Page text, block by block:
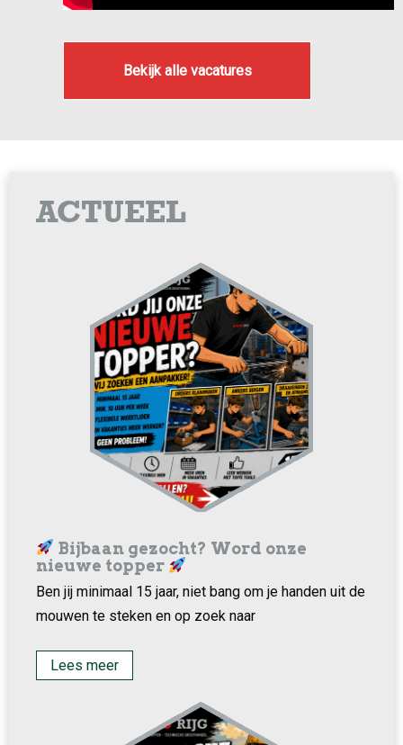
Bekijk alle vacatures
ACTUEEL
Bijbaan gezocht? Word onze
nieuwe topper
Ben jij minimaal 15 jaar, niet bang om je handen uit de
mouwen te steken en op zoek naar
Lees meer